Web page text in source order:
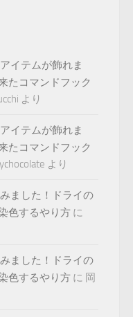
イテムが飾れま
たコマンドフック
より
イテムが飾れま
たコマンドフック
より
ました！ドライの
色するやり方 に
ました！ドライの
色するやり方 に 岡